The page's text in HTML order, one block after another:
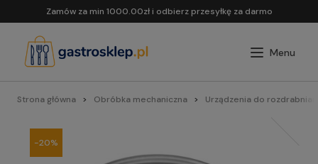
Zamów za min 1000.00zł i odbierz przesyłkę za darmo
Strona główna Obróbka mechaniczna Urządzenia do
-20%